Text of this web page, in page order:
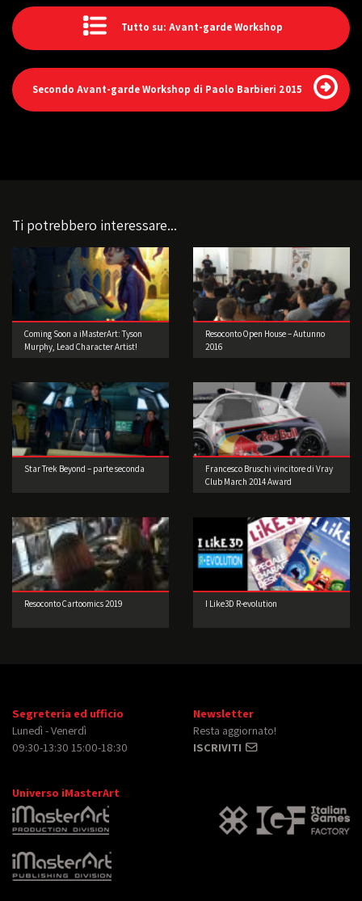
Tutto su: Avant-garde Workshop
Secondo Avant-garde Workshop di Paolo Barbieri 2015
Ti potrebbero interessare...
Coming Soon a iMasterArt: Tyson
Murphy, Lead Character Artist!
Resoconto Open House – Autunno
2016
Star Trek Beyond – parte seconda
Francesco Bruschi vincitore di Vray
Club March 2014 Award
Resoconto Cartoomics 2019 I Like3D R-evolution
Segreteria ed ufficio
Lunedì - Venerdì
09:30-13:30 15:00-18:30
Newsletter
Resta aggiornato!
ISCRIVITI
Universo iMasterArt